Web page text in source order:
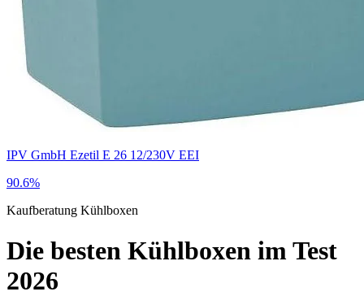
IPV GmbH Ezetil E 26 12/230V EEI
90.6%
Kaufberatung Kühlboxen
Die besten Kühlboxen im Test
2026